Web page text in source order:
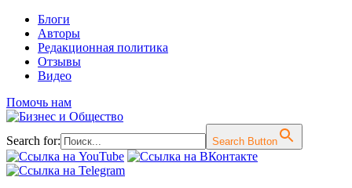
Блоги
Авторы
Редакционная политика
Отзывы
Видео
Помочь нам
Search for: Search Button